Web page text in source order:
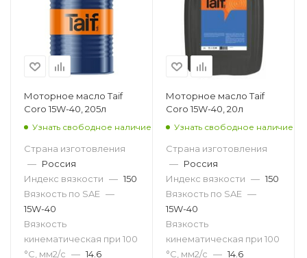
Моторное масло Taif
Coro 15W-40, 205л
Узнать свободное наличие
Страна изготовления
— Россия
Индекс вязкости — 150
Вязкость по SAE —
15W-40
Вязкость
кинематическая при 100
°С, мм2/с — 14.6
Моторное масло Taif
Coro 15W-40, 20л
Узнать свободное наличие
Страна изготовления
— Россия
Индекс вязкости — 150
Вязкость по SAE —
15W-40
Вязкость
кинематическая при 100
°С, мм2/с — 14.6